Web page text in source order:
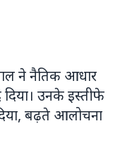
त्विषा शर्मा मौत
ने नैतिक आधार
उनके इस्तीफे
बढ़ते आलोचना